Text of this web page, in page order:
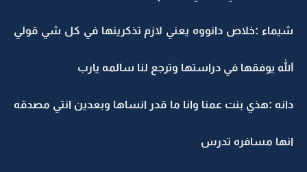
شيماء :خلاص دانووه يعني لازم تذكرينها في كل شي قولي
الله يوفقها في دراستها وترجع لنا سالمه يارب
دانه :هذي بنت عمنا وانا ما قدر انساها وبعدين انتي مصدقه
انها مسافره تدرس